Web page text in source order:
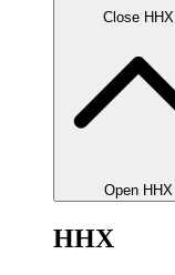
Close HHX
Open HHX
HHX